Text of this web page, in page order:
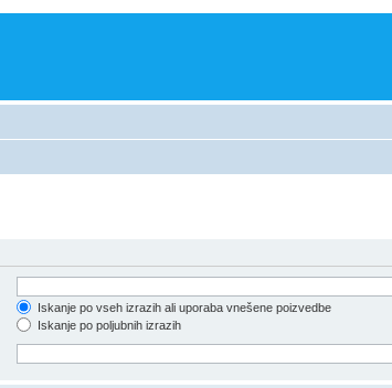
Iskanje po vseh izrazih ali uporaba vnešene poizvedbe
Iskanje po poljubnih izrazih